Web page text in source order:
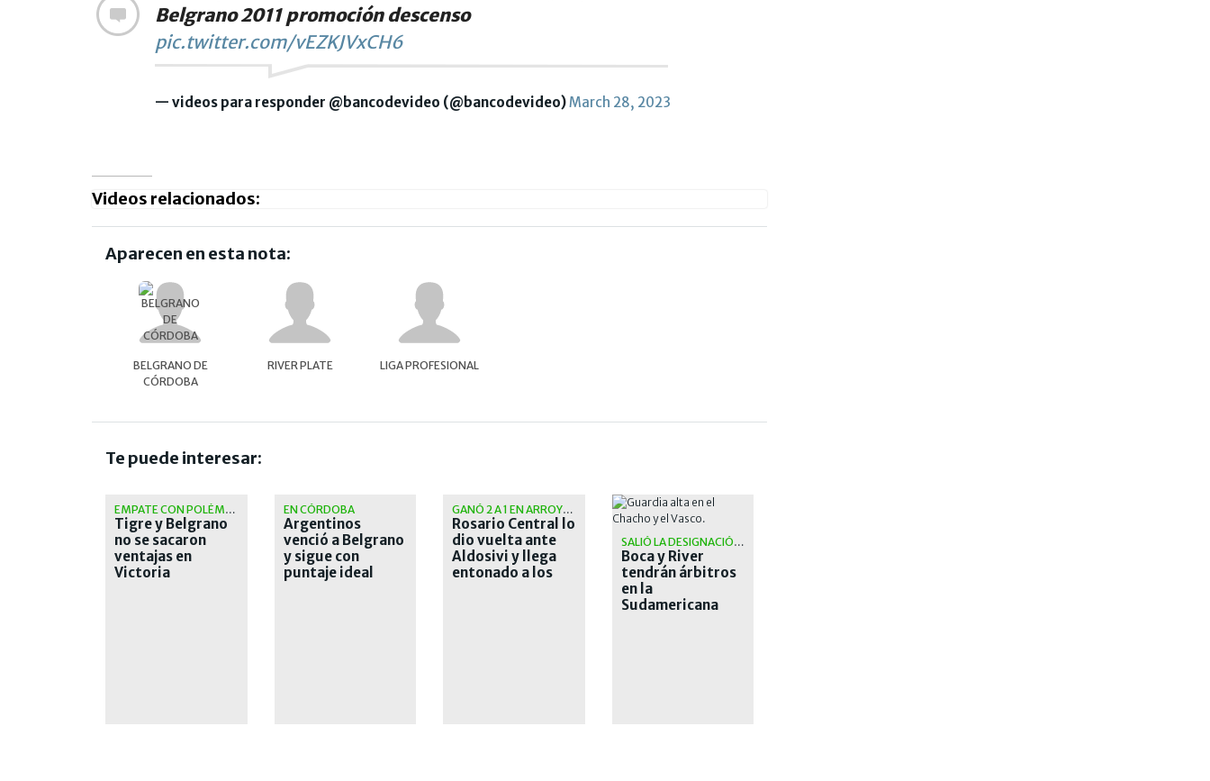
Belgrano 2011 promoción descenso
pic.twitter.com/vEZKJVxCH6
— videos para responder @bancodevideo (@bancodevideo)March 28, 2023
Videos relacionados:
Aparecen en esta nota:
BELGRANO DE
CÓRDOBA
RIVER PLATE LIGA PROFESIONAL
Te puede interesar:
EMPATE CON POLÉMICA
Tigre y Belgrano
no se sacaron
ventajas en
Victoria
EN CÓRDOBA
Argentinos
venció a Belgrano
y sigue con
puntaje ideal
GANÓ 2 A 1 EN ARROYITO
Rosario Central lo
dio vuelta ante
Aldosivi y llega
entonado a los
SALIÓ LA DESIGNACIÓN OFICIAL
Boca y River
tendrán árbitros
en la
Sudamericana